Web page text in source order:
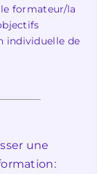
formateur/la
individuelle de
une